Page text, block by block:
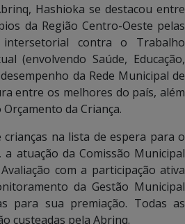
Hashioka se destacou entre
da Região Centro-Oeste pelas
intersetorial contra o Trabalho
(envolvendo Saúde, Educação,
da Rede Municipal de
entre os melhores do país, além
da Criança.
na lista de espera para o
atuação da Comissão Municipal
com a participação ativa
da Gestão Municipal
para sua premiação. Todas as
custeadas pela Abrinq.